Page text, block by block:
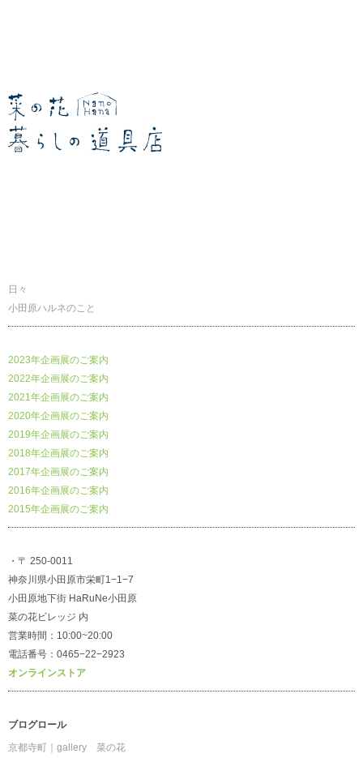
日々
小田原ハルネのこと
2023年企画展のご案内
2022年企画展のご案内
2021年企画展のご案内
2020年企画展のご案内
2019年企画展のご案内
2018年企画展のご案内
2017年企画展のご案内
2016年企画展のご案内
2015年企画展のご案内
・〒 250-0011
神奈川県小田原市栄町1−1−7
小田原地下街 HaRuNe小田原
菜の花ビレッジ 内
営業時間：10:00~20:00
電話番号：0465−22−2923
オンラインストア
ブログロール
京都寺町｜gallery 菜の花